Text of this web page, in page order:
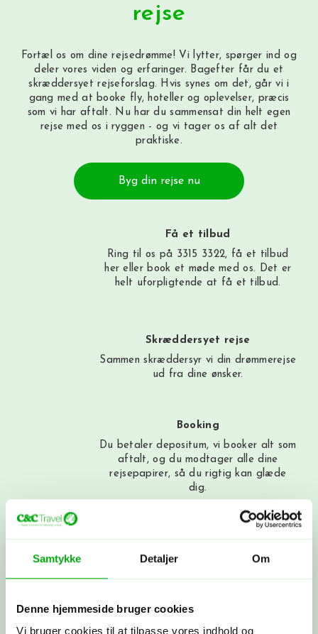
Samtykke Detaljer Om
Denne hjemmeside bruger cookies
Vi bruger cookies til at tilpasse vores indhold og
rejse
Fortæl os om dine rejsedrømme! Vi lytter, spørger ind og
deler vores viden og erfaringer. Bagefter får du et
skræddersyet rejseforslag. Hvis synes om det, går vi i
gang med at booke fly, hoteller og oplevelser, præcis
som vi har aftalt. Nu har du sammensat din helt egen
rejse med os i ryggen - og vi tager os af alt det
praktiske.
Byg din rejse nu
Få et tilbud
Ring til os på 3315 3322, få et tilbud
her eller book et møde med os. Det er
helt uforpligtende at få et tilbud.
Skræddersyet rejse
Sammen skræddersyr vi din drømmerejse
ud fra dine ønsker.
Booking
Du betaler depositum, vi booker alt som
aftalt, og du modtager alle dine
rejsepapirer, så du rigtig kan glæde
dig.
under rejsen. Vi snakkes ved, når du
kommer hjem.